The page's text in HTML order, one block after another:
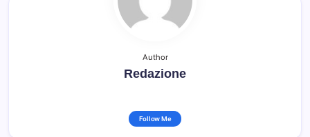
Author
Redazione
Follow Me